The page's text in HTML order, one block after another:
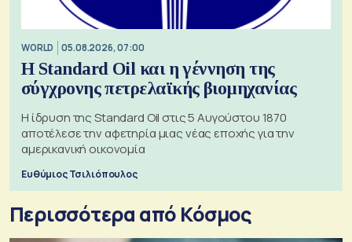
WORLD 05.08.2026, 07:00
Η Standard Oil και η γέννηση της
σύγχρονης πετρελαϊκής βιομηχανίας
Η ίδρυση της Standard Oil στις 5 Αυγούστου 1870
αποτέλεσε την αφετηρία μιας νέας εποχής για την
αμερικανική οικονομία
Ευθύμιος Τσιλιόπουλος
Περισσότερα από Κόσμος